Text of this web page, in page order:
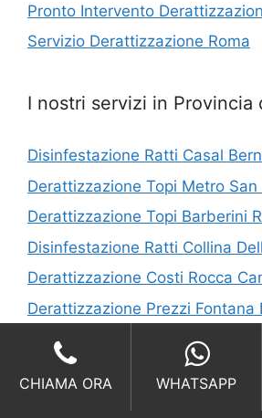
Pronto Intervento
Servizio Derattizzazione Roma
I nostri servizi in Provincia
Disinfestazione Ratti Casal
Derattizzazione Topi Metro San
Derattizzazione Topi Barberini
Disinfestazione Ratti Collina
Derattizzazione Costi Rocca
Derattizzazione Prezzi Fontana
Derattizzazione Ratti Vitinia
Ditta Derattizzazione Metro
CHIAMA ORA WHATSAPP